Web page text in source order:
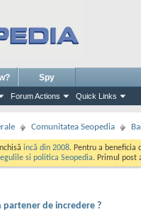
Forum Actions Quick Links
Spy
Comunitatea Seopedia
incă din 2008. Pentru a beneficia
si politica Seopedia. Primul post
partener de incredere ?